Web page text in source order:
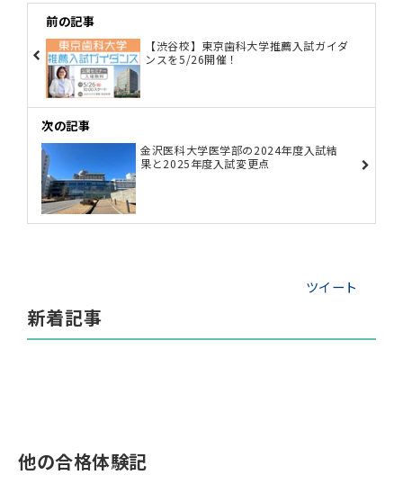
前の記事
【渋谷校】東京歯科大学推薦入試ガイダ
ンスを5/26開催！
次の記事
金沢医科大学医学部の2024年度入試結
果と2025年度入試変更点
ツイート
新着記事
他の合格体験記